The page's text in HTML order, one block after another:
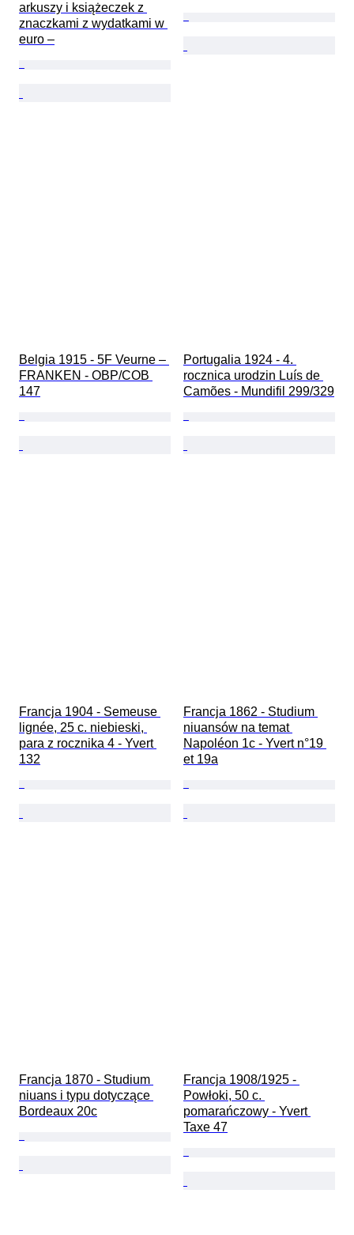
arkuszy i książeczek z
znaczkami z wydatkami w
euro –
Belgia 1915 - 5F Veurne –
FRANKEN - OBP/COB
147
Portugalia 1924 - 4.
rocznica urodzin Luís de
Camões - Mundifil 299/329
Francja 1904 - Semeuse
lignée, 25 c. niebieski,
para z rocznika 4 - Yvert
132
Francja 1862 - Studium
niuansów na temat
Napoléon 1c - Yvert n°19
et 19a
Francja 1870 - Studium
niuans i typu dotyczące
Bordeaux 20c
Francja 1908/1925 -
Powłoki, 50 c.
pomarańczowy - Yvert
Taxe 47